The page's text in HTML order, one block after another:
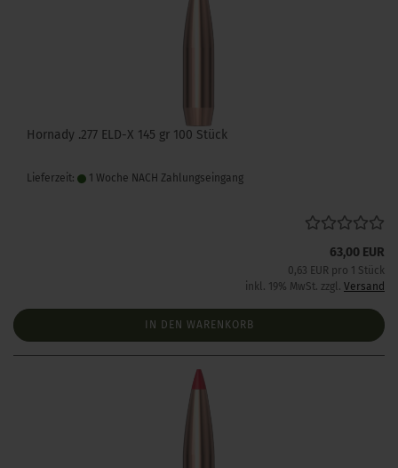
Hornady .277 ELD-X 145 gr 100 Stück
Lieferzeit: 1 Woche NACH Zahlungseingang
63,00 EUR
0,63 EUR pro 1 Stück
inkl. 19% MwSt. zzgl. Versand
IN DEN WARENKORB